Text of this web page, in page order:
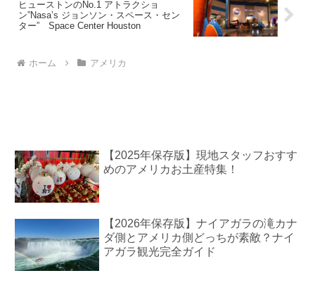
ヒューストンのNo.1 アトラクショ
ン”Nasa’s ジョンソン・スペース・セン
ター” Space Center Houston
ホーム アメリカ
【2025年保存版】現地スタッフおすす
めのアメリカお土産特集！
【2026年保存版】ナイアガラの滝カナ
ダ側とアメリカ側どっちが素敵？ナイ
アガラ観光完全ガイド